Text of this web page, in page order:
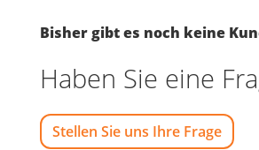
Bisher gibt es noch keine
Haben Sie eine
Stellen Sie uns Ihre Frage